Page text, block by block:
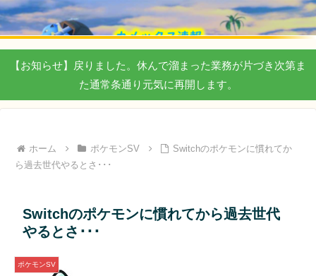
【お知らせ】戻りました。休んで溜まった業務が片づき次第ま
た通常条通り元気に再開します。
ホーム ポケモンSV
Switchのポケモンに慣れてか
ら過去世代やるとさ･･･
Switchのポケモンに慣れてから過去世代
やるとさ･･･
ポケモンSV